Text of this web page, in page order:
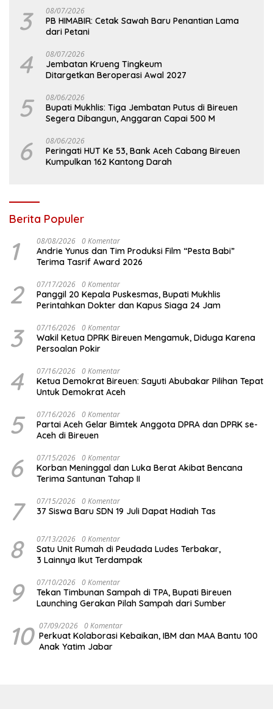
3 08/07/2026
PB HIMABIR: Cetak Sawah Baru Penantian Lama
dari Petani
4 08/07/2026
Jembatan Krueng Tingkeum
Ditargetkan Beroperasi Awal 2027
5 08/06/2026
Bupati Mukhlis: Tiga Jembatan Putus di Bireuen
Segera Dibangun, Anggaran Capai 500 M
6 08/06/2026
Peringati HUT Ke 53, Bank Aceh Cabang Bireuen
Kumpulkan 162 Kantong Darah
Berita Populer
1 08/08/2026 0 Komentar
Andrie Yunus dan Tim Produksi Film “Pesta Babi”
Terima Tasrif Award 2026
2 07/17/2026 0 Komentar
Panggil 20 Kepala Puskesmas, Bupati Mukhlis
Perintahkan Dokter dan Kapus Siaga 24 Jam
3 07/16/2026 0 Komentar
Wakil Ketua DPRK Bireuen Mengamuk, Diduga Karena
Persoalan Pokir
4 07/16/2026 0 Komentar
Ketua Demokrat Bireuen: Sayuti Abubakar Pilihan Tepat
Untuk Demokrat Aceh
5 07/16/2026 0 Komentar
Partai Aceh Gelar Bimtek Anggota DPRA dan DPRK se-
Aceh di Bireuen
6 07/15/2026 0 Komentar
Korban Meninggal dan Luka Berat Akibat Bencana
Terima Santunan Tahap II
7 07/15/2026 0 Komentar
37 Siswa Baru SDN 19 Juli Dapat Hadiah Tas
8 07/13/2026 0 Komentar
Satu Unit Rumah di Peudada Ludes Terbakar,
3 Lainnya Ikut Terdampak
9 07/10/2026 0 Komentar
Tekan Timbunan Sampah di TPA, Bupati Bireuen
Launching Gerakan Pilah Sampah dari Sumber
10 07/09/2026 0 Komentar
Perkuat Kolaborasi Kebaikan, IBM dan MAA Bantu 100
Anak Yatim Jabar